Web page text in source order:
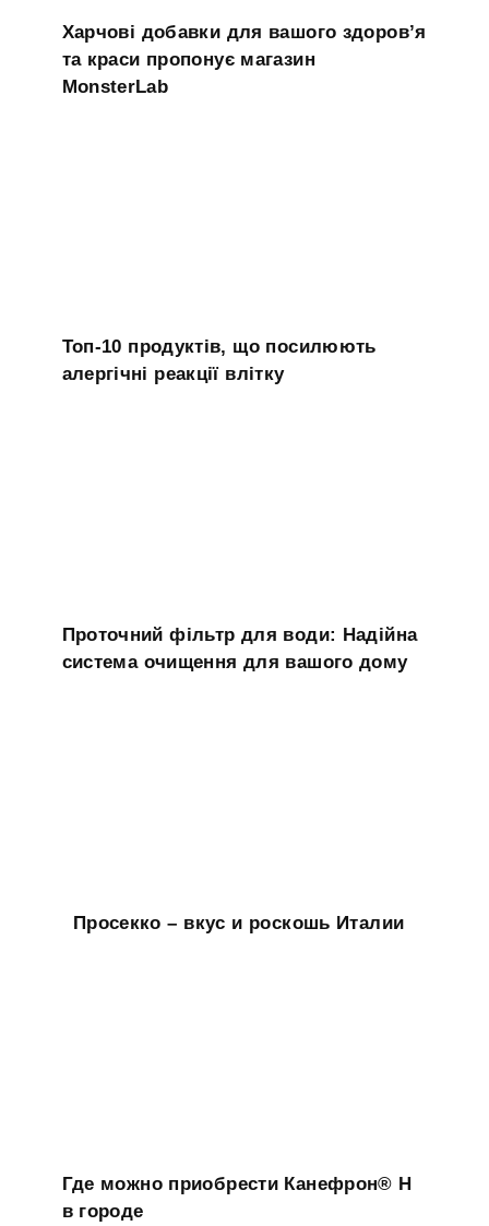
Харчові добавки для вашого здоров’я
та краси пропонує магазин
MonsterLab
Топ-10 продуктів, що посилюють
алергічні реакції влітку
Проточний фільтр для води: Надійна
система очищення для вашого дому
Просекко – вкус и роскошь Италии
Где можно приобрести Канефрон® Н
в городе